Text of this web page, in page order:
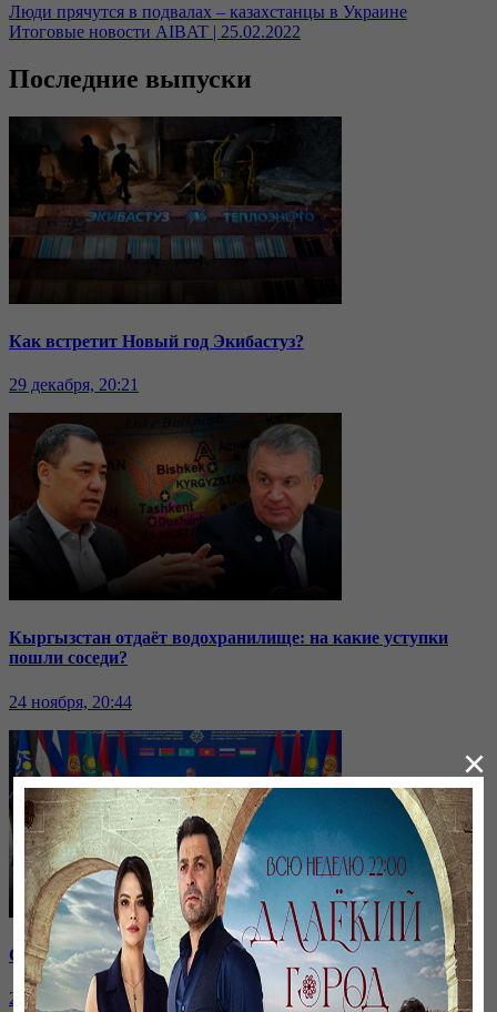
Люди прячутся в подвалах – казахстанцы в Украине
Итоговые новости AIBAT | 25.02.2022
Последние выпуски
Как встретит Новый год Экибастуз?
29 декабря, 20:21
Кыргызстан отдаёт водохранилище: на какие уступки
пошли соседи?
24 ноября, 20:44
Саммит ОДКБ: под вопросом эффективность организации
24 ноября, 20:43
×